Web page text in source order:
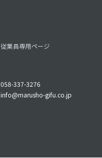
従業員専用ページ
058-337-3276
info@marusho-gifu.co.jp